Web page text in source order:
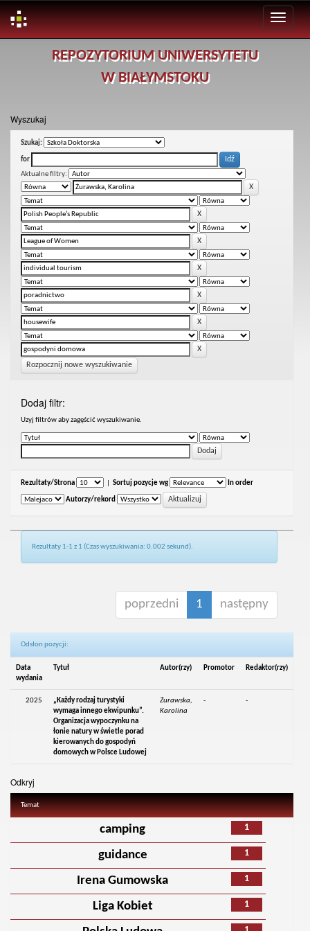
REPOZYTORIUM UNIWERSYTETU
W BIAŁYMSTOKU
Wyszukaj
Szukaj:
for
Aktualne filtry:
Rozpocznij nowe wyszukiwanie
Dodaj filtr:
Uzyj filtrów aby zagęścić wyszukiwanie.
Rezultaty/Strona Sortuj pozycje wg In order
Autorzy/rekord
Rezultaty 1-1 z 1 (Czas wyszukiwania: 0.002 sekund).
poprzedni 1 następny
Odsłon pozycji:
Data
wydania
Tytuł Autor(rzy) Promotor Redaktor(rzy)
2025
„Każdy rodzaj turystyki
wymaga innego ekwipunku”.
Organizacja wypoczynku na
łonie natury w świetle porad
kierowanych do gospodyń
domowych w Polsce Ludowej
Żurawska,
Karolina
- -
Odkryj
Temat
1
camping
1
guidance
1
Irena Gumowska
1
Liga Kobiet